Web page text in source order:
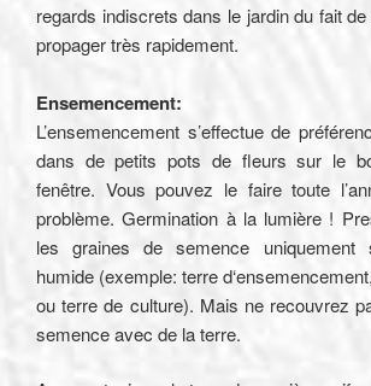
regards indiscrets dans le jardin du fait
propager très rapidement.
Ensemencement:
L’ensemencement s’effectue de
dans de petits pots de fleurs sur le
fenêtre. Vous pouvez le faire toute
problème. Germination à la lumière !
les graines de semence uniquement
humide (exemple: terre
ou terre de culture). Mais ne recouvrez
semence avec de la terre.